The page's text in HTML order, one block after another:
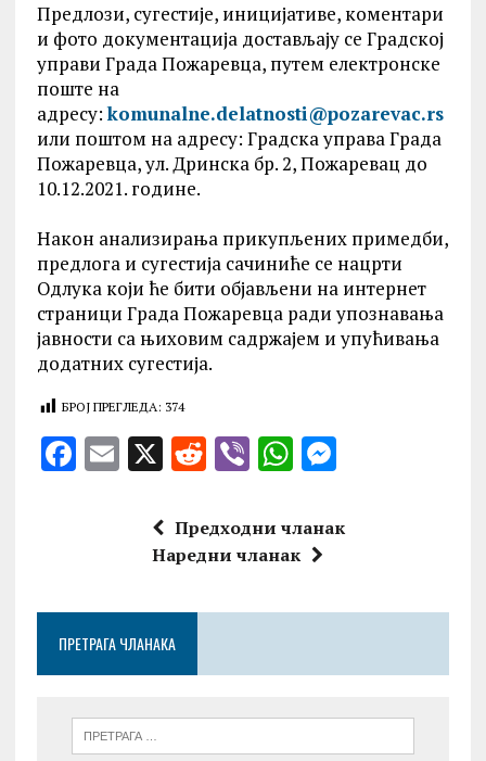
Предлози, сугестије, иницијативе, коментари
и фото документација достављају се Градској
управи Града Пожаревца, путем електронске
поште на
адресу:komunalne.delatnosti@pozarevac.rs
или поштом на адресу: Градска управа Града
Пожаревца, ул. Дринска бр. 2, Пожаревац до
10.12.2021. године.
Након анализирања прикупљених примедби,
предлога и сугестија сачиниће се нацрти
Одлука који ће бити објављени на интернет
страници Града Пожаревца ради упознавања
јавности са њиховим садржајем и упућивања
додатних сугестија.
БРОЈ ПРЕГЛЕДА: 374
F
o
k
E X R
d
di
V
er
W
at
s
p
M
se
er
Предходни чланак
Наредни чланак
ПРЕТРАГА ЧЛАНАКА